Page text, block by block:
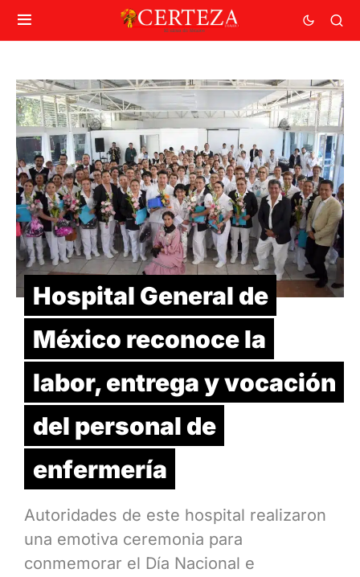
Hospital General de
México reconoce la
labor, entrega y vocación
del personal de
enfermería
Autoridades de este hospital realizaron
una emotiva ceremonia para
conmemorar el Día Nacional e